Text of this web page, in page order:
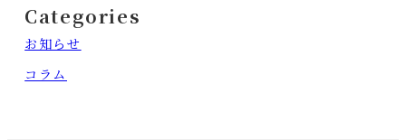
Categories
お知らせ
コラム